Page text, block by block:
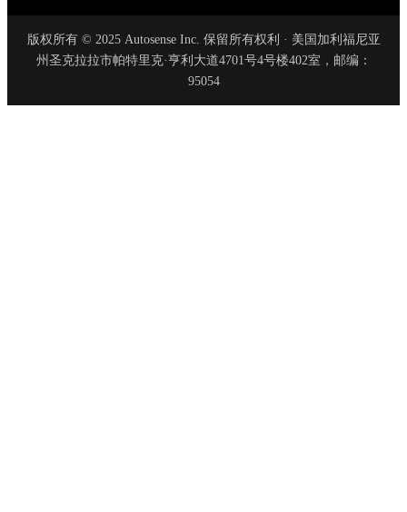
版权所有 © 2025 Autosense Inc. 保留所有权利 · 美国加利福尼亚
州圣克拉拉市帕特里克·亨利大道4701号4号楼402室，邮编：
95054